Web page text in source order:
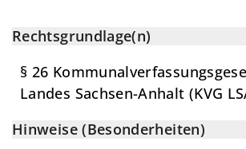
Rechtsgrundlage(n)
§ 26
Landes Sachsen-Anhalt (KVG
Hinweise (Besonderheiten)